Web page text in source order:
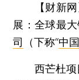
【财新网
展：全球最
司
（下称“中
西芒杜项目